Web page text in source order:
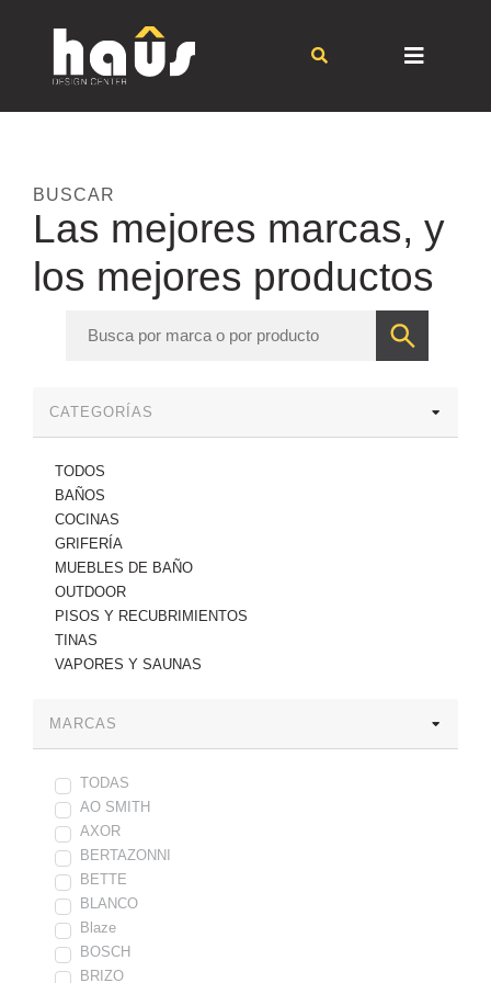
BUSCAR
Las mejores marcas, y
los mejores productos
CATEGORÍAS
TODOS
BAÑOS
COCINAS
GRIFERÍA
MUEBLES DE BAÑO
OUTDOOR
PISOS Y RECUBRIMIENTOS
TINAS
VAPORES Y SAUNAS
MARCAS
TODAS
AO SMITH
AXOR
BERTAZONNI
BETTE
BLANCO
Blaze
BOSCH
BRIZO